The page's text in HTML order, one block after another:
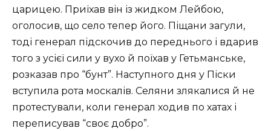
царицею. Приїхав він із жидком Лейбою,
оголосив, що село тепер його. Піщани загули,
тоді генерал підскочив до переднього і вдарив
того з усієї сили у вухо й поїхав у Гетьманське,
розказав про “бунт”. Наступного дня у Піски
вступила рота москалів. Селяни злякалися й не
протестували, коли генерал ходив по хатах і
переписував “своє добро”.